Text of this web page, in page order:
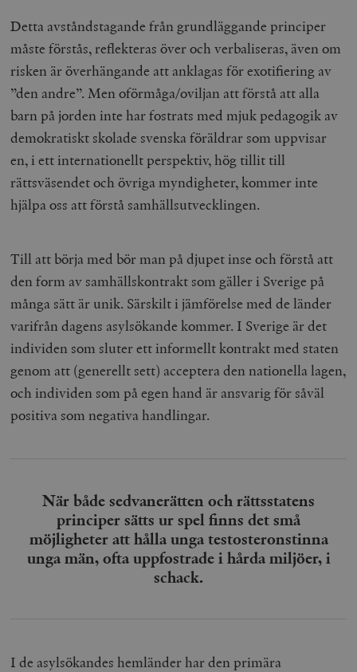
Detta avståndstagande från grundläggande principer
måste förstås, reflekteras över och verbaliseras, även om
risken är överhängande att anklagas för exotifiering av
”den andre”. Men oförmåga/oviljan att förstå att alla
barn på jorden inte har fostrats med mjuk pedagogik av
demokratiskt skolade svenska föräldrar som uppvisar
en, i ett internationellt perspektiv, hög tillit till
rättsväsendet och övriga myndigheter, kommer inte
hjälpa oss att förstå samhällsutvecklingen.
Till att börja med bör man på djupet inse och förstå att
den form av samhällskontrakt som gäller i Sverige på
många sätt är unik. Särskilt i jämförelse med de länder
varifrån dagens asylsökande kommer. I Sverige är det
individen som sluter ett informellt kontrakt med staten
genom att (generellt sett) acceptera den nationella lagen,
och individen som på egen hand är ansvarig för såväl
positiva som negativa handlingar.
När både sedvanerätten och rättsstatens
principer sätts ur spel finns det små
möjligheter att hålla unga testosteronstinna
unga män, ofta uppfostrade i hårda miljöer, i
schack.
I de asylsökandes hemländer har den primära